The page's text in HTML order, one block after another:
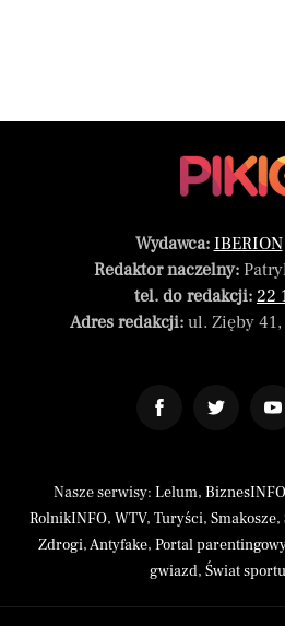
Wydawca: IBERION
Redaktor naczelny:
tel. do redakcji: 22
Adres redakcji:ul. Zięby 41,
Nasze serwisy: Lelum, BiznesINFO
RolnikINFO, WTV, Turyści, Smakosze,
Zdrogi,Antyfake, Portal parentingowy
gwiazd, Świat sportu